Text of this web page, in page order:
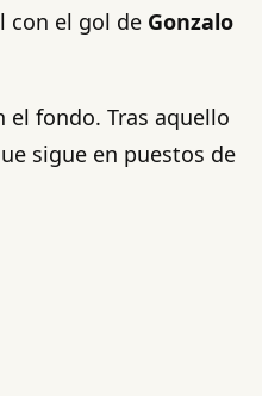
con el gol de Gonzalo
fondo. Tras aquello
sigue en puestos de